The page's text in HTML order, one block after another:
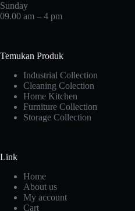
Sunday
09.00 am – 4 pm
Temukan Produk
Industrial Collection
Cleaning Colection
Home Kitchen
Furniture Collection
Storage Collection
Link
Home
About us
My account
Cart